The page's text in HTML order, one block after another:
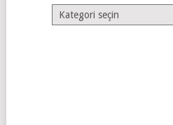
Tüm
Kategoriler